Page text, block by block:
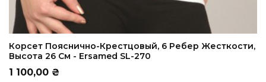
ADD TO CART
Корсет Пояснично-Крестцовый, 6 Ребер Жесткости,
Высота 26 См - Ersamed SL-270
Цена
1 100,00 ₴